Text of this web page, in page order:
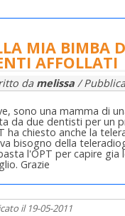
MIA BIMBA
AFFOLLATI
da melissa /
sono una mamma di
da due dentisti per un
ha chiesto anche la
bisogno della
l'OPT per capire gia
Grazie
il 19-05-2011